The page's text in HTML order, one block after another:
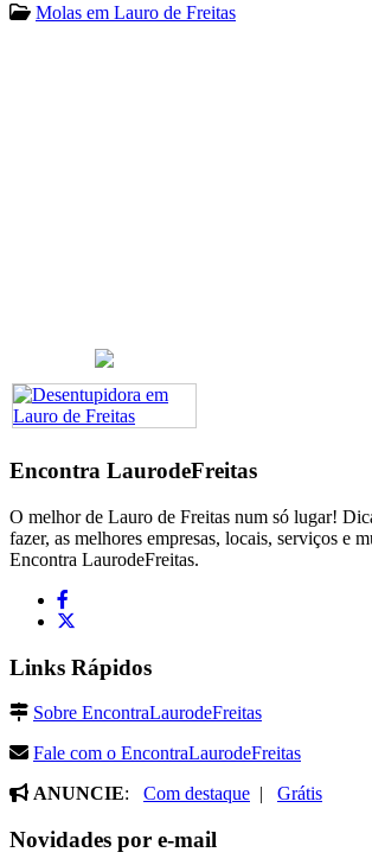
Molas em Lauro de Freitas
Encontra LaurodeFreitas
O melhor de Lauro de Freitas num só lugar!
fazer, as melhores empresas, locais, serviços e
Encontra LaurodeFreitas.
Links Rápidos
Sobre EncontraLaurodeFreitas
Fale com o EncontraLaurodeFreitas
ANUNCIE: Com destaque | Grátis
Novidades por e-mail